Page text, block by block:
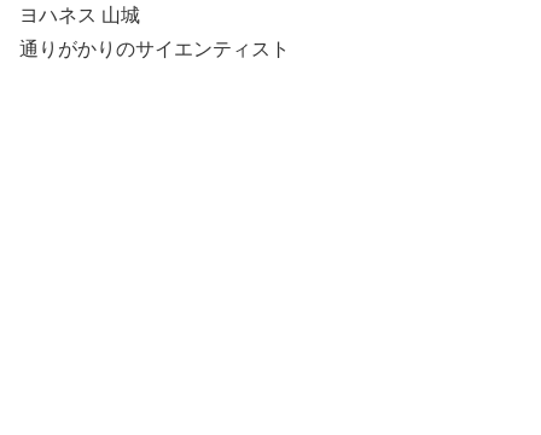
ヨハネス 山城
通りがかりのサイエンティスト